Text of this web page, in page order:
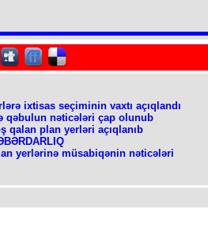
ixtisas seçiminin vaxtı açıqlandı
qəbulun nəticələri çap olunub
plan yerləri açıqlanıb
yerlərinə müsabiqənin nəticələri